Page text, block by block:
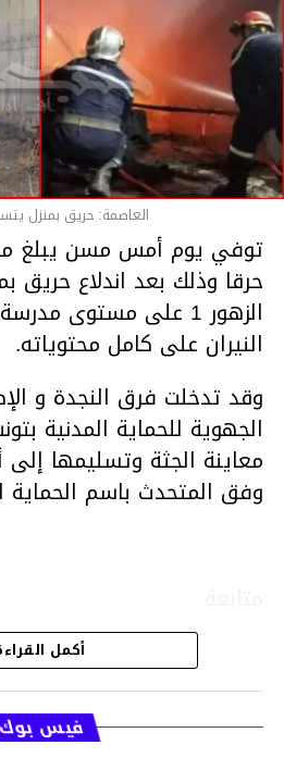
العاصمة: حريق بمنزل
حرقا وذلك بعد اندلاع حريق
الزهور 1 على مستوى
النيران على كامل محتوياته.
وقد تدخلت فرق النجدة و
الجهوية للحماية المدنية
معاينة الجثة وتسليمها إلى
وفق المتحدث باسم الحماية
قسم الاخبار
أكمل
فيس بوك